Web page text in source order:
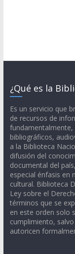
¿Qué es la
Es un servicio que
de recursos de
bibliográficos,
a la Biblioteca
difusión del
documental del
especial énfasis en
cultural. Biblioteca
Ley sobre el
términos que se
en este orden solo
cumplimiento,
autoricen